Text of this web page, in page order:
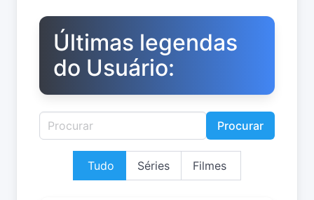
Últimas legendas
do Usuário:
Procurar
Tudo Séries Filmes